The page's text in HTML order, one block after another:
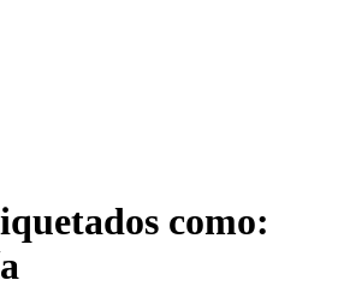
como: